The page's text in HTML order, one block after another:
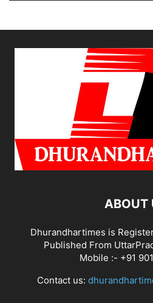
ABOUT
Dhurandhartimes is
Published From
Mobile :- +91
Contact us: